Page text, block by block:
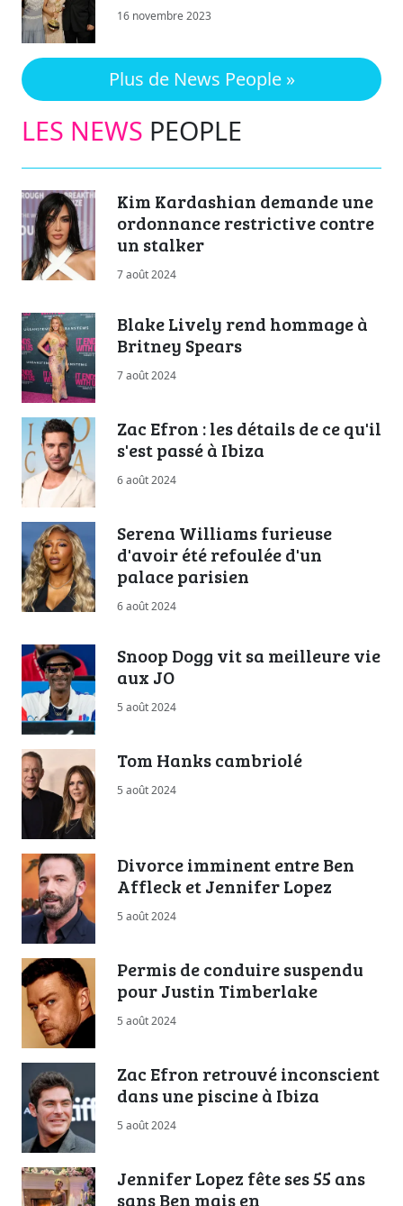
16 novembre 2023
Plus de News People »
LES NEWS PEOPLE
Kim Kardashian demande une
ordonnance restrictive contre
un stalker
7 août 2024
Blake Lively rend hommage à
Britney Spears
7 août 2024
Zac Efron : les détails de ce qu'il
s'est passé à Ibiza
6 août 2024
Serena Williams furieuse
d'avoir été refoulée d'un
palace parisien
6 août 2024
Snoop Dogg vit sa meilleure vie
aux JO
5 août 2024
Tom Hanks cambriolé
5 août 2024
Divorce imminent entre Ben
Affleck et Jennifer Lopez
5 août 2024
Permis de conduire suspendu
pour Justin Timberlake
5 août 2024
Zac Efron retrouvé inconscient
dans une piscine à Ibiza
5 août 2024
Jennifer Lopez fête ses 55 ans
sans Ben mais en